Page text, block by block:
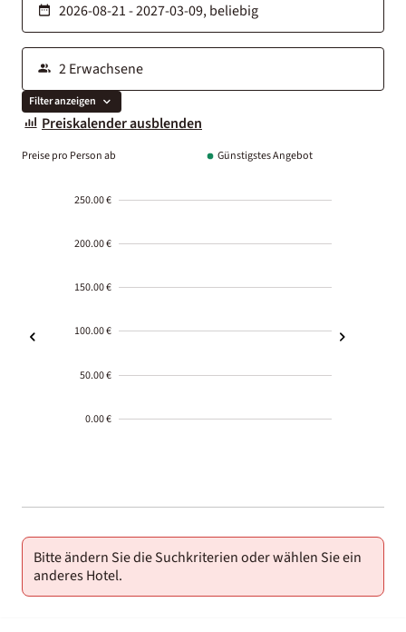
Filter anzeigen
Preiskalender ausblenden
Preise pro Person ab Günstigstes Angebot
250.00 €
200.00 €
150.00 €
100.00 €
50.00 €
0.00 €
01-02
Bitte ändern Sie die Suchkriterien oder wählen Sie ein
anderes Hotel.